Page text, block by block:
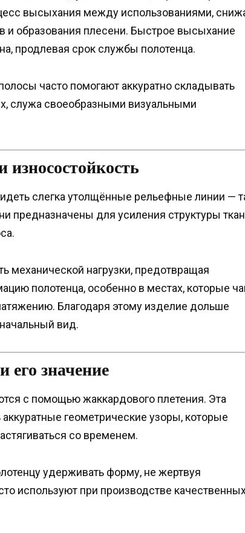
высыхания между использованиями,
и образования плесени. Быстрое высыхание
продлевая срок службы полотенца.
часто помогают аккуратно складывать
служа своеобразными визуальными
слегка утолщённые рельефные линии —
предназначены для усиления структуры
механической нагрузки, предотвращая
полотенца, особенно в местах, которые
Благодаря этому изделие дольше
вид.
его значение
с помощью жаккардового плетения. Эта
геометрические узоры, которые
со временем.
удерживать форму, не жертвуя
используют при производстве